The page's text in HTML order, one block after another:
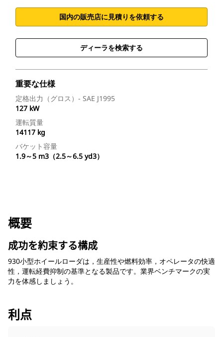
国内の販売店に見積りを依頼する
ディーラを検索する
重要な仕様
定格出力（グロス）- SAE J1995
127 kW
運転質量
14117 kg
バケット容量
1.9～5 m3（2.5～6.5 yd3）
概要
成功を約束する構成
930小型ホイールローダは，生産性や燃料効率，オペレータの快適
性，運転経費抑制の基準となる製品です。業界ベンチマークの実
力を体感しましょう。
利点